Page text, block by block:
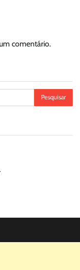
comentário.